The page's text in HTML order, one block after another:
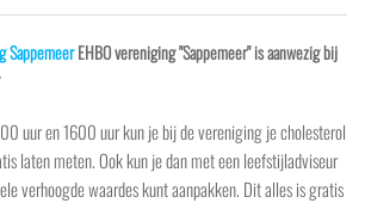
SappemeerEHBO vereniging "Sappemeer" is aanwezig bij
uur en 1600 uur kun je bij de vereniging je cholesterol
laten meten. Ook kun je dan met een leefstijladviseur
verhoogde waardes kunt aanpakken. Dit alles is gratis